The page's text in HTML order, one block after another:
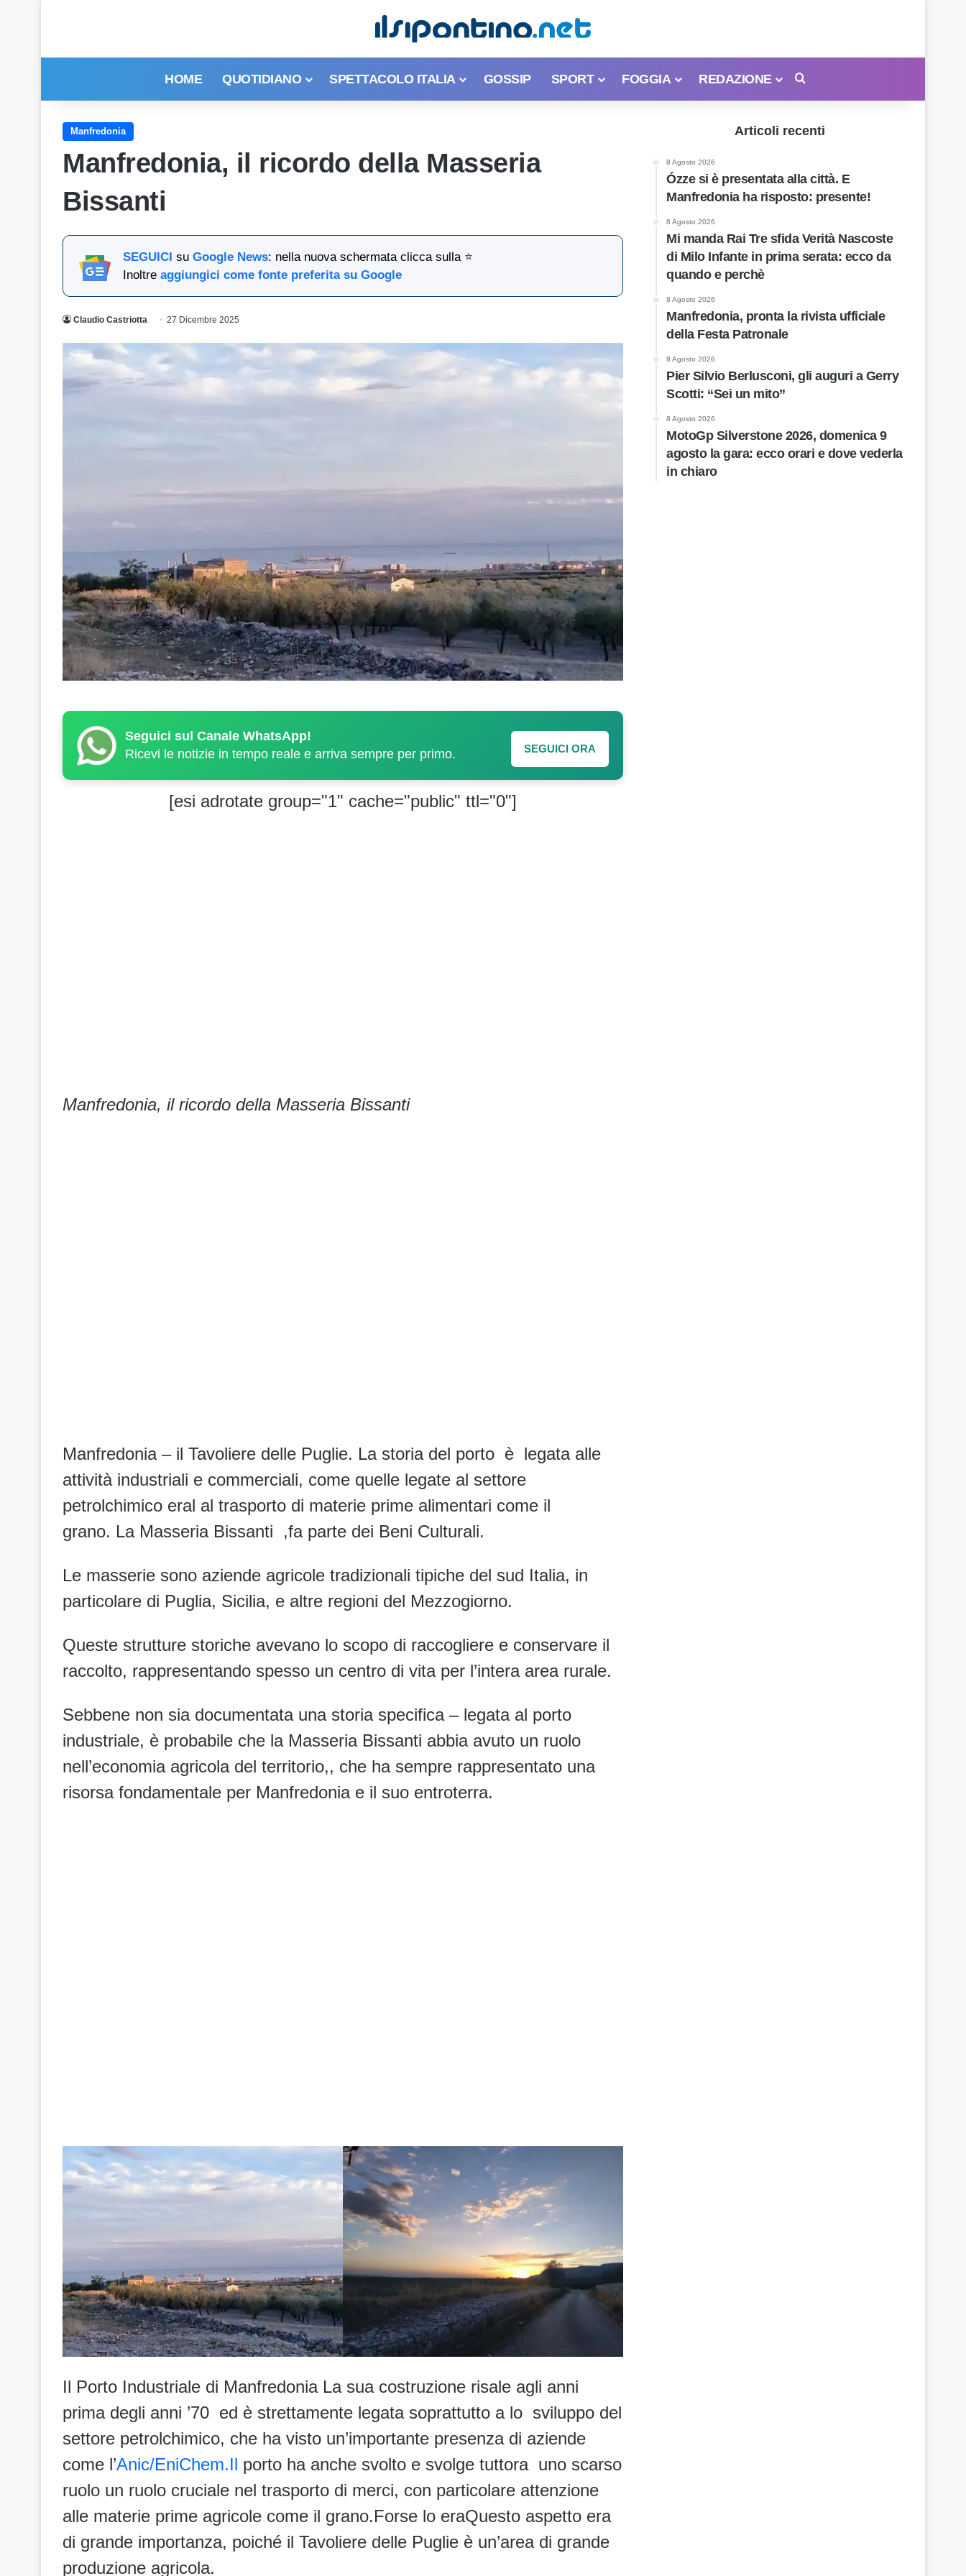
HOME QUOTIDIANO SPETTACOLO ITALIA GOSSIP SPORT FOGGIA REDAZIONE
Manfredonia
Manfredonia, il ricordo della Masseria
Bissanti
SEGUICI su Google News: nella nuova schermata clicca sulla ⭐
Inoltre aggiungici come fonte preferita su Google
Claudio Castriotta 27 Dicembre 2025
Seguici sul Canale WhatsApp!
Ricevi le notizie in tempo reale e arriva sempre per primo.
SEGUICI ORA
[esi adrotate group="1" cache="public" ttl="0"]
Manfredonia, il ricordo della Masseria Bissanti
Manfredonia – il Tavoliere delle Puglie. La storia del porto è legata alle
attività industriali e commerciali, come quelle legate al settore
petrolchimico eral al trasporto di materie prime alimentari come il
grano. La Masseria Bissanti ,fa parte dei Beni Culturali.
Le masserie sono aziende agricole tradizionali tipiche del sud Italia, in
particolare di Puglia, Sicilia, e altre regioni del Mezzogiorno.
Queste strutture storiche avevano lo scopo di raccogliere e conservare il
raccolto, rappresentando spesso un centro di vita per l’intera area rurale.
Sebbene non sia documentata una storia specifica – legata al porto
industriale, è probabile che la Masseria Bissanti abbia avuto un ruolo
nell’economia agricola del territorio,, che ha sempre rappresentato una
risorsa fondamentale per Manfredonia e il suo entroterra.
Il Porto Industriale di Manfredonia La sua costruzione risale agli anni
prima degli anni ’70 ed è strettamente legata soprattutto a lo sviluppo del
settore petrolchimico, che ha visto un’importante presenza di aziende
come l’Anic/EniChem.Il porto ha anche svolto e svolge tuttora uno scarso
ruolo un ruolo cruciale nel trasporto di merci, con particolare attenzione
alle materie prime agricole come il grano.Forse lo eraQuesto aspetto era
di grande importanza, poiché il Tavoliere delle Puglie è un’area di grande
produzione agricola.
Articoli recenti
8 Agosto 2026
Ózze si è presentata alla città. E
Manfredonia ha risposto: presente!
8 Agosto 2026
Mi manda Rai Tre sfida Verità Nascoste
di Milo Infante in prima serata: ecco da
quando e perchè
8 Agosto 2026
Manfredonia, pronta la rivista ufficiale
della Festa Patronale
8 Agosto 2026
Pier Silvio Berlusconi, gli auguri a Gerry
Scotti: “Sei un mito”
8 Agosto 2026
MotoGp Silverstone 2026, domenica 9
agosto la gara: ecco orari e dove vederla
in chiaro